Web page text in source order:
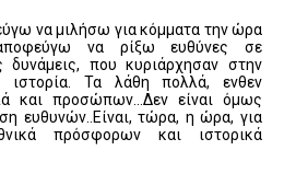
να μιλήσω για κόμματα την ώρα
να ρίξω ευθύνες σε
δυνάμεις, που κυριάρχησαν στην
ιστορία. Τα λάθη πολλά, ενθεν
και προσώπων…Δεν είναι όμως
ευθυνών..Είναι, τώρα, η ώρα, για
πρόσφορων και ιστορικά